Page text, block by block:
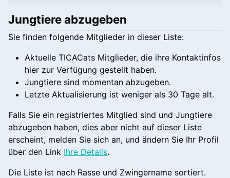
Jungtiere abzugeben
Sie finden folgende Mitglieder in dieser Liste:
Aktuelle TICACats Mitglieder, die ihre Kontaktinfos
hier zur Verfügung gestellt haben.
Jungtiere sind momentan abzugeben.
Letzte Aktualisierung ist weniger als 30 Tage alt.
Falls Sie ein registriertes Mitglied sind und Jungtiere
abzugeben haben, dies aber nicht auf dieser Liste
erscheint, melden Sie sich an, und ändern Sie Ihr Profil
über den Link Ihre Details.
Die Liste ist nach Rasse und Zwingername sortiert.